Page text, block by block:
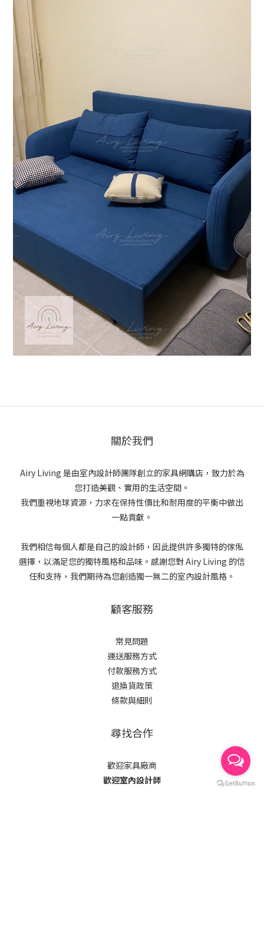
立即購買
關於我們
Airy Living 是由室內設計師團隊創立的家具網購店，致力於為
您打造美觀、實用的生活空間。
我們重視地球資源，力求在保持性價比和耐用度的平衡中做出
一點貢獻。
我們相信每個人都是自己的設計師，因此提供許多獨特的傢俬
選擇，以滿足您的獨特風格和品味。感謝您對 Airy Living 的信
任和支持，我們期待為您創造獨一無二的室內設計風格。
顧客服務
常見問題
運送服務方式
付款服務方式
退換貨政策
條款與細則
尋找合作
歡迎家具廠商
歡迎室內設計師